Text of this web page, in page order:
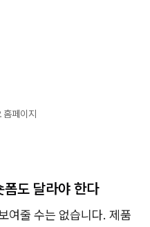
홈페이지
도 달라야 한다
여줄 수는 없습니다. 제품